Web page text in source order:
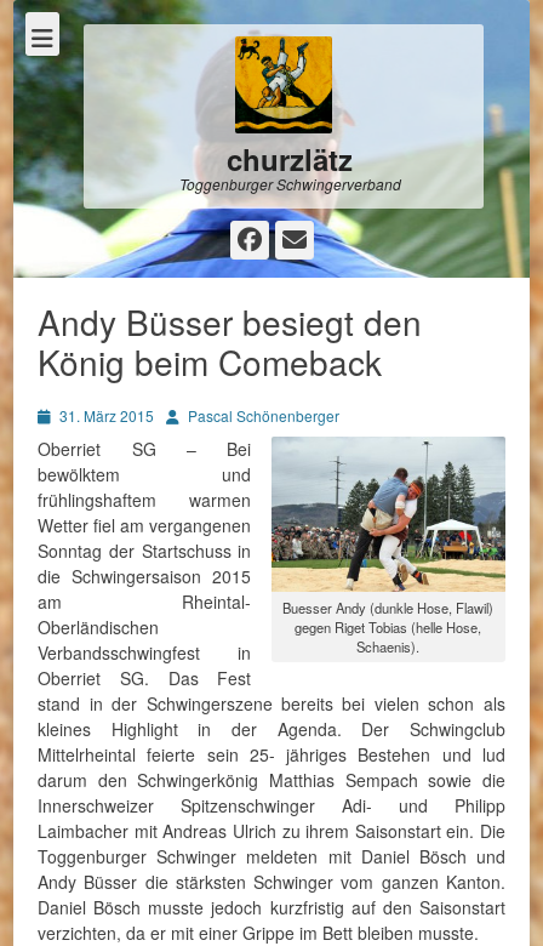
churzlätz
Toggenburger Schwingerverband
Facebook
E-
Mail
Andy Büsser besiegt den
König beim Comeback
Posted31. März 2015 AutorPascal Schönenberger
Buesser Andy (dunkle Hose, Flawil)
gegen Riget Tobias (helle Hose,
Schaenis).
Oberriet SG – Bei
bewölktem und
frühlingshaftem warmen
Wetter fiel am vergangenen
Sonntag der Startschuss in
die Schwingersaison 2015
am Rheintal-
Oberländischen
Verbandsschwingfest in
Oberriet SG. Das Fest
stand in der Schwingerszene bereits bei vielen schon als
kleines Highlight in der Agenda. Der Schwingclub
Mittelrheintal feierte sein 25- jähriges Bestehen und lud
darum den Schwingerkönig Matthias Sempach sowie die
Innerschweizer Spitzenschwinger Adi- und Philipp
Laimbacher mit Andreas Ulrich zu ihrem Saisonstart ein. Die
Toggenburger Schwinger meldeten mit Daniel Bösch und
Andy Büsser die stärksten Schwinger vom ganzen Kanton.
Daniel Bösch musste jedoch kurzfristig auf den Saisonstart
verzichten, da er mit einer Grippe im Bett bleiben musste.